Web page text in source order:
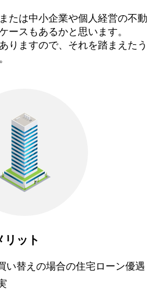
たは中小企業や個人経営の不動
ースもあるかと思います。
りますので、それを踏まえたう
リット
い替えの場合の住宅ローン優遇